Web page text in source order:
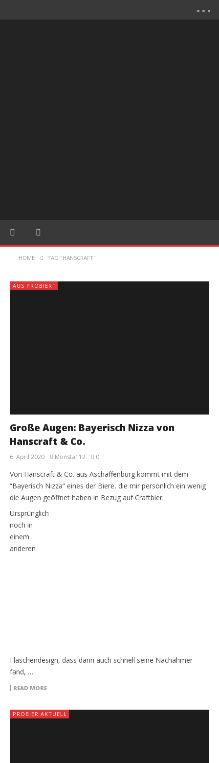
HOME TAG "HANSCRAFT"
AUS PROBIERT
Große Augen: Bayerisch Nizza von
Hanscraft & Co.
6. April 2020 Monsta112 0
Von Hanscraft & Co. aus Aschaffenburg kommt mit dem
“Bayerisch Nizza” eines der Biere, die mir persönlich ein wenig
die Augen geöffnet haben in Bezug auf Craftbier.
Ursprünglich
noch in
einem
anderen
Flaschendesign, dass dann auch schnell seine Nachahmer
fand, …
READ MORE
PROBIER AKTUELL